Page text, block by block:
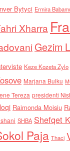
Bytyci Ermira
Xharra
Gezim
Keze Kozeta Zylo
Marjana Bulku
Tereza presidenti
Raimonda Moisiu
SHBA Shefqet
Paja Thaci